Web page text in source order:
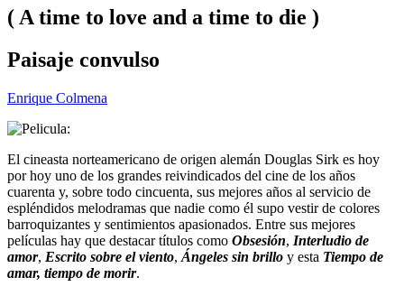
( A time to love and a time to die )
Paisaje convulso
Enrique Colmena
El cineasta norteamericano de origen alemán Douglas Sirk es hoy
por hoy uno de los grandes reivindicados del cine de los años
cuarenta y, sobre todo cincuenta, sus mejores años al servicio de
espléndidos melodramas que nadie como él supo vestir de colores
barroquizantes y sentimientos apasionados. Entre sus mejores
películas hay que destacar títulos como Obsesión, Interludio de
amor, Escrito sobre el viento, Ángeles sin brillo y esta Tiempo de
amar, tiempo de morir.